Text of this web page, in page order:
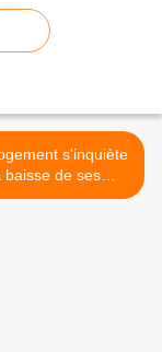
s'inquiète
baisse de ses
ressources >